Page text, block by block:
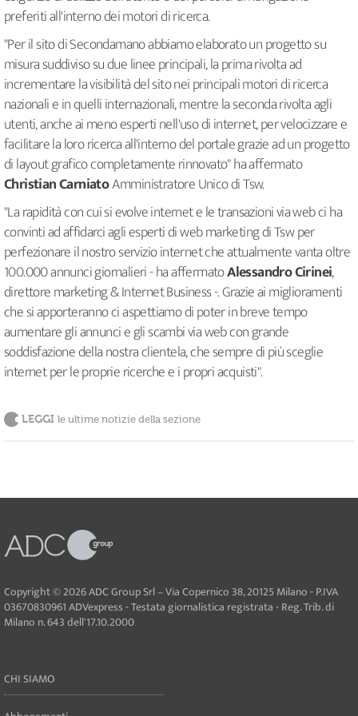
preferiti all'interno dei motori di ricerca.
"Per il sito di Secondamano abbiamo elaborato un progetto su
misura suddiviso su due linee principali, la prima rivolta ad
incrementare la visibilità del sito nei principali motori di ricerca
nazionali e in quelli internazionali, mentre la seconda rivolta agli
utenti, anche ai meno esperti nell'uso di internet, per velocizzare e
facilitare la loro ricerca all'interno del portale grazie ad un progetto
di layout grafico completamente rinnovato" ha affermato
Christian CarniatoAmministratore Unico di Tsw.
"La rapidità con cui si evolve internet e le transazioni via web ci ha
convinti ad affidarci agli esperti di web marketing di Tsw per
perfezionare il nostro servizio internet che attualmente vanta oltre
100.000 annunci giornalieri - ha affermatoAlessandro Cirinei,
direttore marketing & Internet Business -. Grazie ai miglioramenti
che si apporteranno ci aspettiamo di poter in breve tempo
aumentare gli annunci e gli scambi via web con grande
soddisfazione della nostra clientela, che sempre di più sceglie
internet per le proprie ricerche e i propri acquisti".
LEGGI le ultime notizie della sezione
Copyright © 2026 ADC Group Srl – Via Copernico 38, 20125 Milano - P.IVA
03670830961 ADVexpress - Testata giornalistica registrata - Reg. Trib. di
Milano n. 643 dell'17.10.2000
CHI SIAMO